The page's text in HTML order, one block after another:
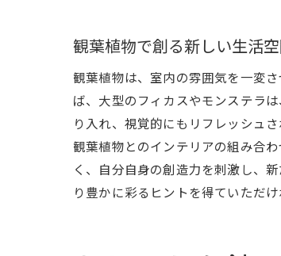
観葉植物で創る新しい生活
観葉植物は、室内の雰囲気を一変
ば、大型のフィカスやモンステラ
り入れ、視覚的にもリフレッシュ
観葉植物とのインテリアの組み合
く、自分自身の創造力を刺激し、
り豊かに彩るヒントを得ていただけ